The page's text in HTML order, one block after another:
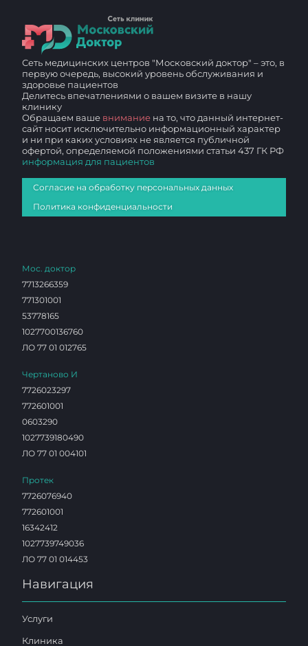
Сеть медицинских центров "Московский доктор" – это, в
первую очередь, высокий уровень обслуживания и
здоровье пациентов
Делитесь впечатлениями о вашем визите в нашу
клинику
Обращаем ваше внимание на то, что данный интернет-
сайт носит исключительно информационный характер
и ни при каких условиях не является публичной
офертой, определяемой положениями статьи 437 ГК РФ
информация для пациентов
Согласие на обработку персональных данных
Политика конфиденциальности
Мос. доктор
7713266359
771301001
53778165
1027700136760
ЛО 77 01 012765
Чертаново И
7726023297
772601001
0603290
1027739180490
ЛО 77 01 004101
Протек
7726076940
772601001
16342412
1027739749036
ЛО 77 01 014453
Навигация
Услуги
Клиника